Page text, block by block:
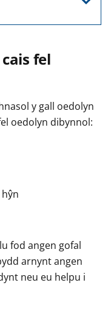
fel
y gall oedolyn
oedolyn dibynnol:
fod angen gofal
arnynt angen
neu eu helpu i